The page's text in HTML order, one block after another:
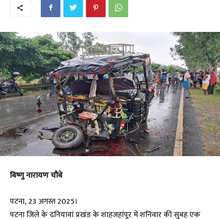
बिष्णु नारायण चौबे
पटना, 23 अगस्त 2025।
पटना जिले के दनियावां प्रखंड के शाहजहांपुर में शनिवार की सुबह एक